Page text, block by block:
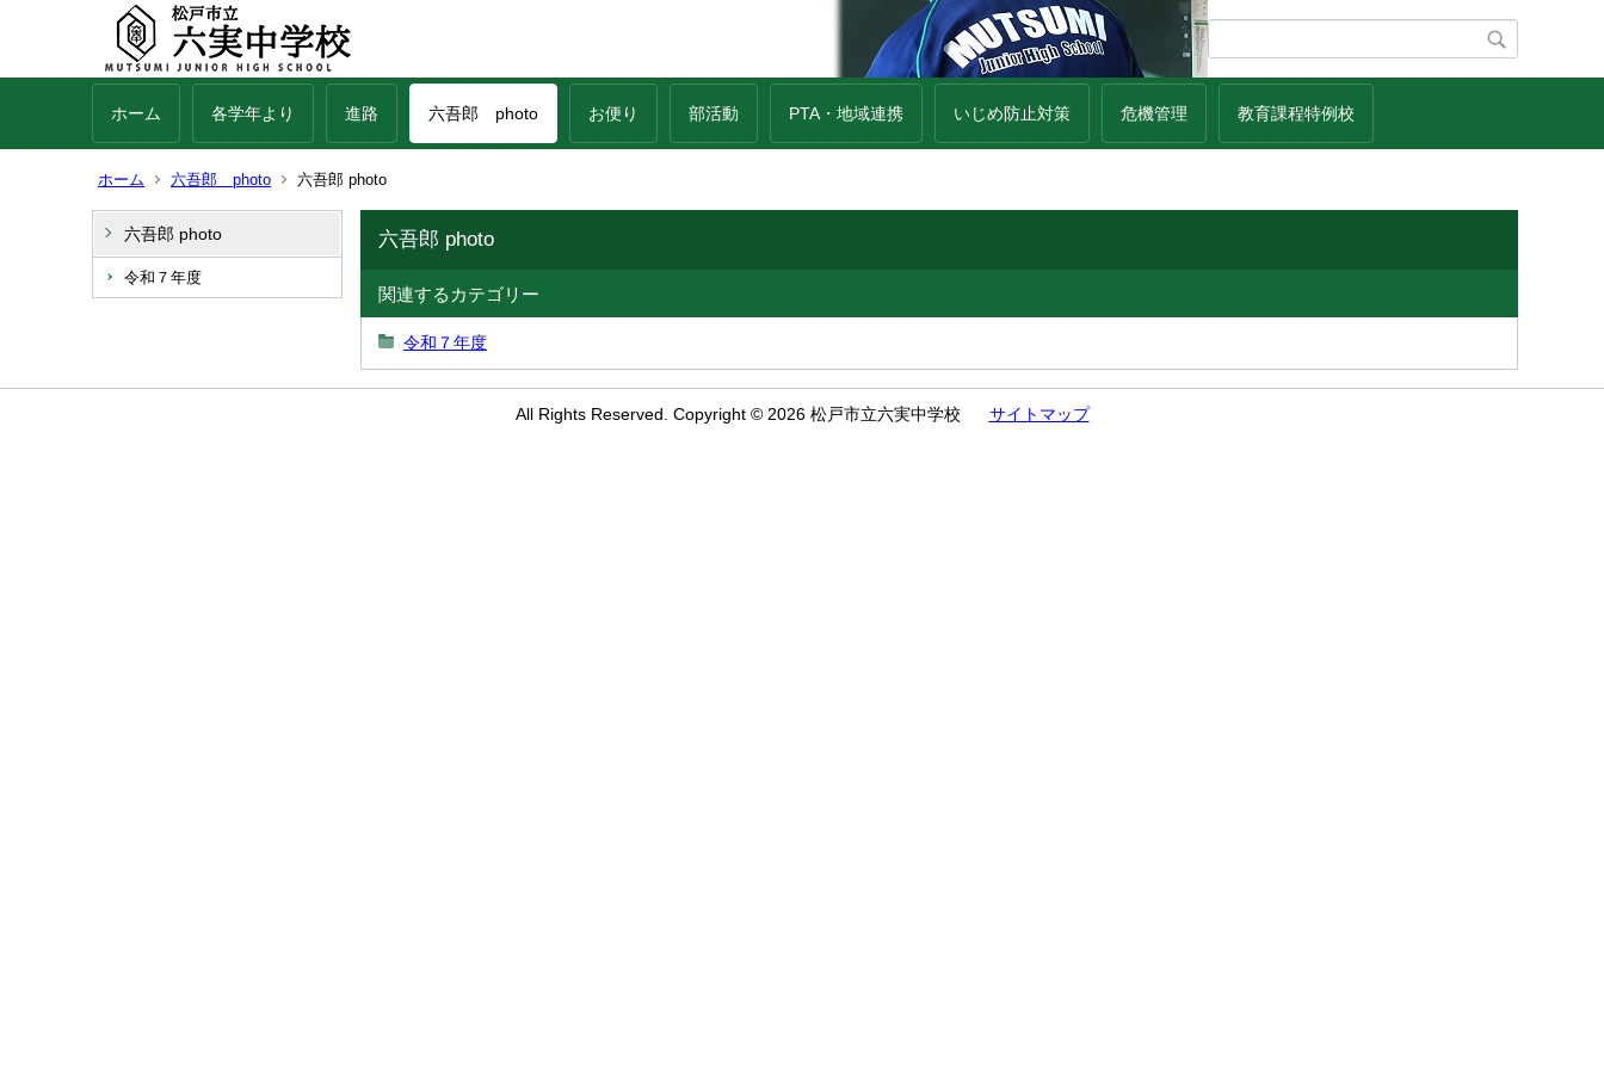
ホーム 各学年より 進路 六吾郎 photo お便り 部活動 PTA・地域連携 いじめ防止対策 危機管理 教育課程特例校
ホーム 六吾郎 photo 六吾郎 photo
六吾郎 photo
令和７年度
六吾郎 photo
関連するカテゴリー
令和７年度
All Rights Reserved. Copyright © 2026 松戸市立六実中学校 サイトマップ